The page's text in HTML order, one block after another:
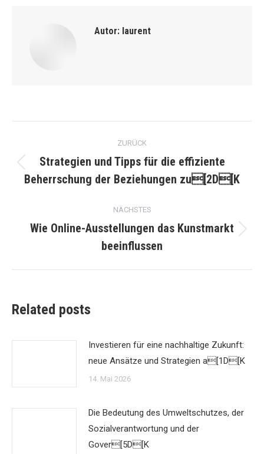
Autor: laurent
Kommentarnavigation
ZURÜCK
Vorheriger
Beitrag:
Strategien und Tipps für die effiziente
Beherrschung der Beziehungen zu[2D[K
NÄCHSTES
Nächster
Beitrag:
Wie Online-Ausstellungen das Kunstmarkt
beeinflussen
Related posts
Investieren für eine nachhaltige Zukunft:
neue Ansätze und Strategien a[1D[K
14. Mai 2026
Die Bedeutung des Umweltschutzes, der
Sozialverantwortung und der
Gover[5D[K